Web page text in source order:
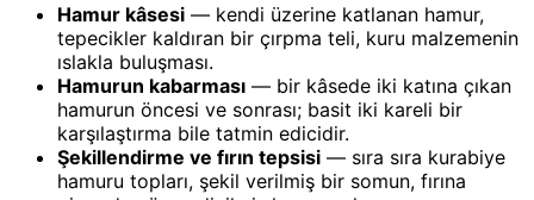
Hamur kâsesi — kendi üzerine katlanan hamur,
tepecikler kaldıran bir çırpma teli, kuru malzemenin
ıslakla buluşması.
Hamurun kabarması — bir kâsede iki katına çıkan
hamurun öncesi ve sonrası; basit iki kareli bir
karşılaştırma bile tatmin edicidir.
Şekillendirme ve fırın tepsisi — sıra sıra kurabiye
hamuru topları, şekil verilmiş bir somun, fırına